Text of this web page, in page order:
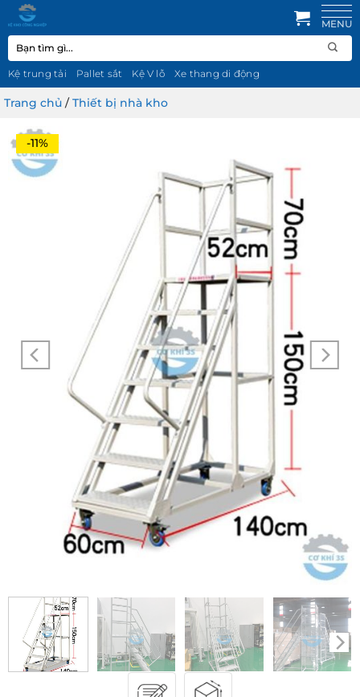
qua
nội
dung
Tìm
kiếm:
Kệ trung tải Pallet sắt Kệ V lỗ Xe thang di động
Trang chủ /Thiết bị nhà kho
-11%